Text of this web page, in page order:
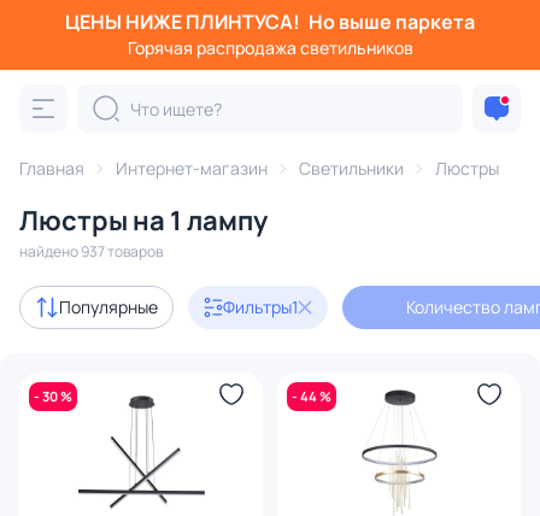
ЦЕНЫ НИЖЕ ПЛИНТУСА! Но выше паркета
Горячая распродажа светильников
Главная Интернет-магазин Светильники Люстры
Люстры на 1 лампу
найдено 937 товаров
Популярные Фильтры1 Количество
- 30 % - 44 %
Фильтры
Категория:
подвесные потолочные
Акции 124
Дизайнерский свет 91
768